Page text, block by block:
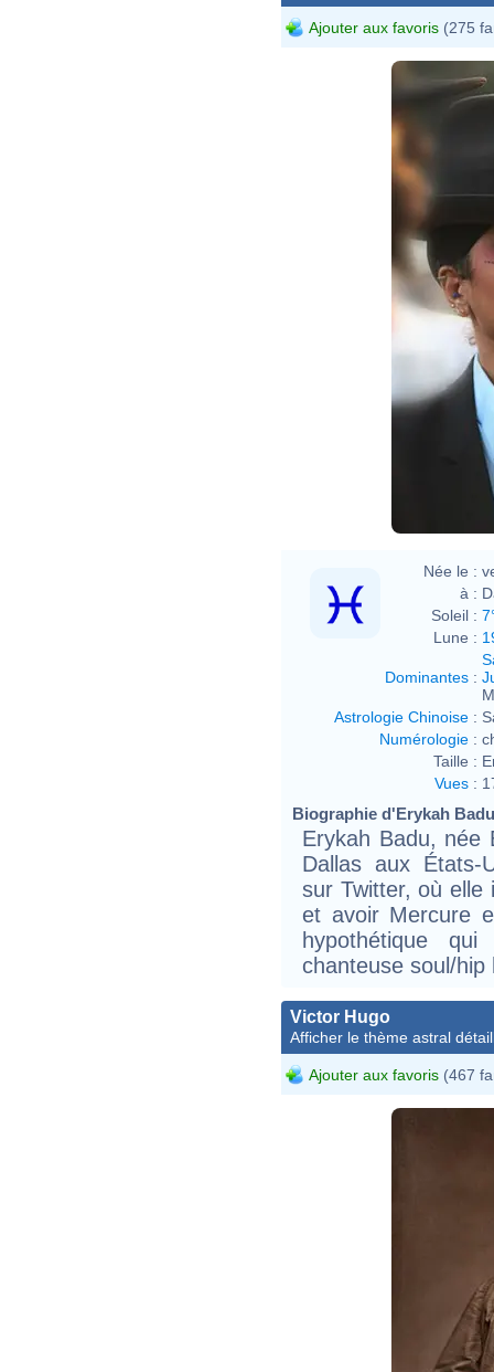
Ajouter aux favoris (275
Née le :
à :
Soleil :
Lune :
Dominantes :
Astrologie Chinoise :
Numérologie :
Taille :
Vues :
Biographie d'Erykah
Erykah Badu, née
Dallas aux États-
sur Twitter, où elle
et avoir Mercure
hypothétique
chanteuse soul/hip
Victor Hugo
Afficher le thème astral
Ajouter aux favoris (467